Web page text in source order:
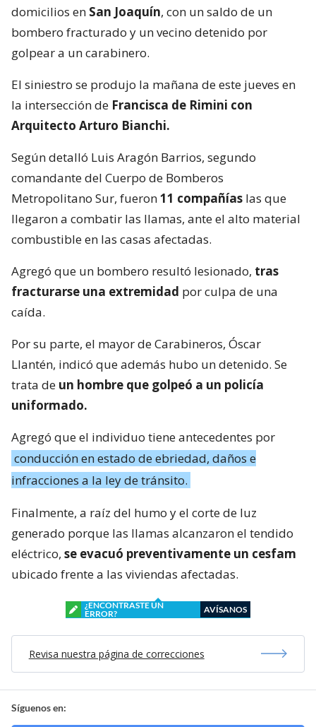
domicilios en San Joaquín, con un saldo de un
bombero fracturado y un vecino detenido por
golpear a un carabinero.
El siniestro se produjo la mañana de este jueves en
la intersección de Francisca de Rimini con
Arquitecto Arturo Bianchi.
Según detalló Luis Aragón Barrios, segundo
comandante del Cuerpo de Bomberos
Metropolitano Sur, fueron11 compañías las que
llegaron a combatir las llamas, ante el alto material
combustible en las casas afectadas.
Agregó que un bombero resultó lesionado, tras
fracturarse una extremidad por culpa de una
caída.
Por su parte, el mayor de Carabineros, Óscar
Llantén, indicó que además hubo un detenido. Se
trata de un hombre que golpeó a un policía
uniformado.
Agregó que el individuo tiene antecedentes por
conducción en estado de ebriedad, daños e
infracciones a la ley de tránsito.
Finalmente, a raíz del humo y el corte de luz
generado porque las llamas alcanzaron el tendido
eléctrico, se evacuó preventivamente un cesfam
ubicado frente a las viviendas afectadas.
¿ENCONTRASTE UN
ERROR?
AVÍSANOS
Revisa nuestra página de correcciones
Síguenos en: